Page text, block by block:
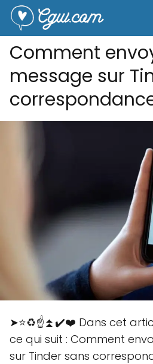
Comment
message sur
➤⭐♻️☝️⏫✔️❤️ Dans cet
ce qui suit : Comment
sur Tinder sans